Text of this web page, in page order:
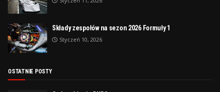
Składy zespołów na sezon 2026 Formuły 1
Styczeń 10, 2026
OSTATNIE POSTY